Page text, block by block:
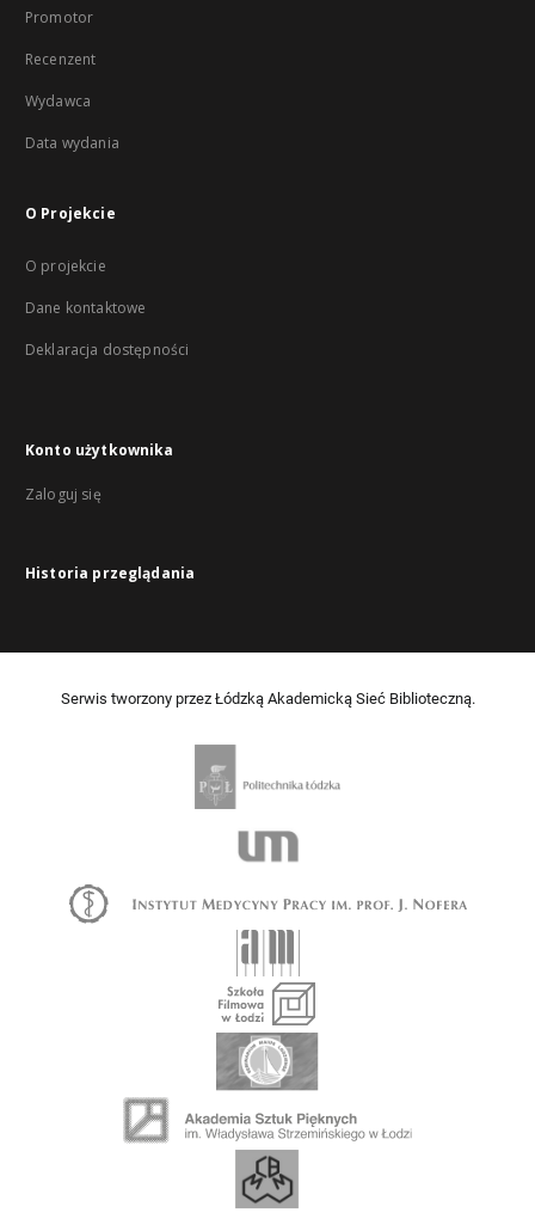
Promotor
Recenzent
Wydawca
Data wydania
O Projekcie
O projekcie
Dane kontaktowe
Deklaracja dostępności
Konto użytkownika
Zaloguj się
Historia przeglądania
Serwis tworzony przez Łódzką Akademicką Sieć Biblioteczną.